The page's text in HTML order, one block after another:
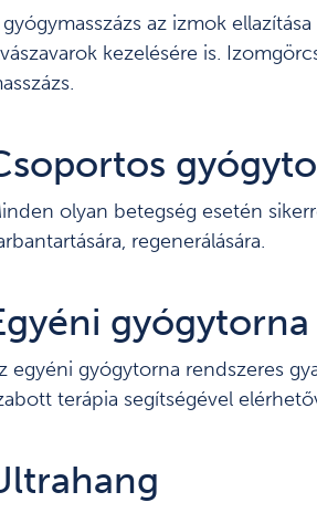
gyógymasszázs az izmok
kezelésére is.
olyan betegség esetén
regenerálására.
gyógytorna
egyéni gyógytorna rendszeres
terápia segítségével